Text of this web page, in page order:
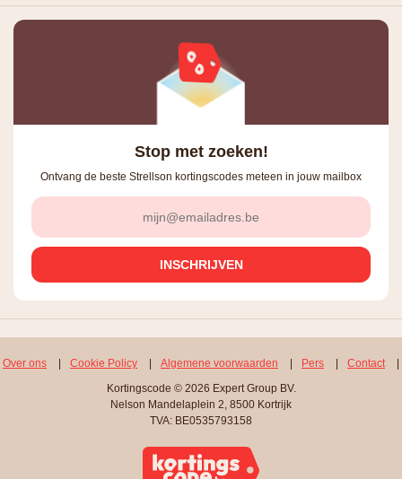
Stop met zoeken!
Ontvang de beste Strellson kortingscodes meteen in jouw mailbox
Over ons Cookie Policy Algemene voorwaarden Pers Contact
Kortingscode © 2026 Expert Group BV.
Nelson Mandelaplein 2, 8500 Kortrijk
TVA: BE0535793158